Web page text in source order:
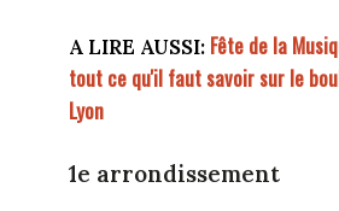
A LIRE AUSSI: Fête de la
tout ce qu'il faut savoir sur le
Lyon
1e arrondissement